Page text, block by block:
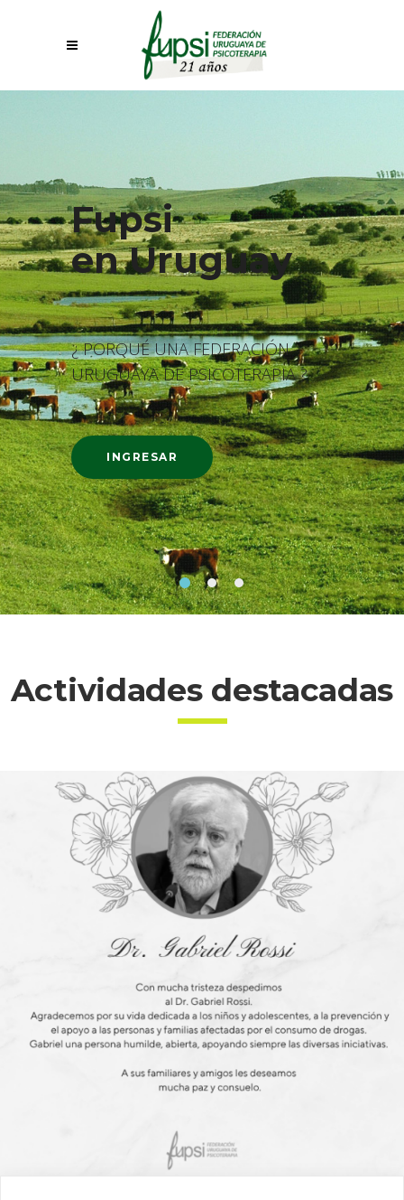
Fupsi
en Uruguay
¿ PORQUÉ UNA FEDERACIÓN
URUGUAYA DE PSICOTERAPIA ?
INGRESAR
Actividades destacadas